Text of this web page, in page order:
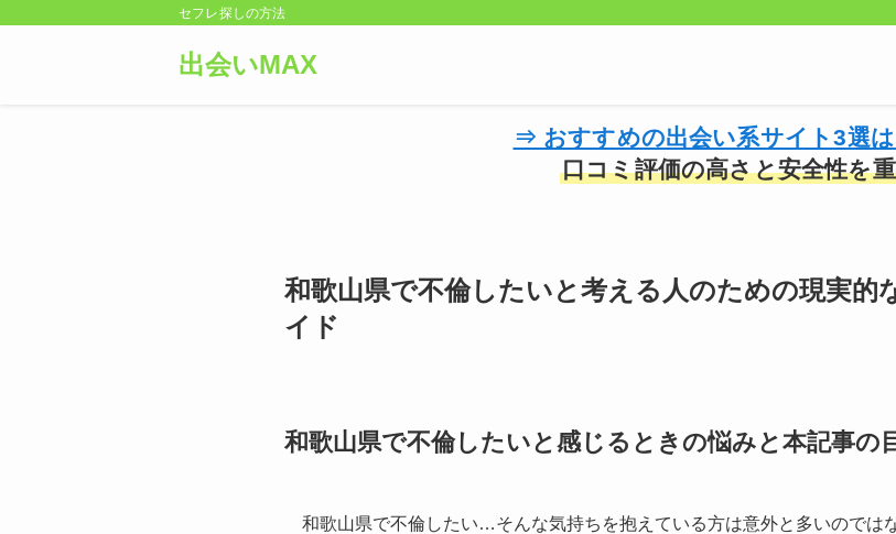
セフレ探しの方法
出会いMAX
⇒ おすすめの出会い系サイト3選
口コミ評価の高さと安全性を
和歌山県で不倫したいと考える人のための現実的
イド
和歌山県で不倫したいと感じるときの悩みと本記事の
和歌山県で不倫したい…そんな気持ちを抱えている方は意外と多いのでは